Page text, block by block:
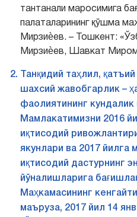
тантанали маросимига
палаталарининг қўшма
Мирзиѐев. – Тошкент:
Мирзиѐев, Шавкат
Танқидий таҳлил,
шахсий жавобгарлик –
фаолиятининг
Мамлакатимизни 2016
иқтисодий
якунлари ва 2017 йилга
иқтисодий дастурнинг
йўналишларига
Маҳкамасининг
маъруза, 2017 йил 14